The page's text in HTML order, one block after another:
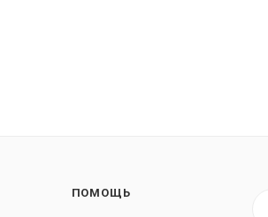
ПОМОЩЬ